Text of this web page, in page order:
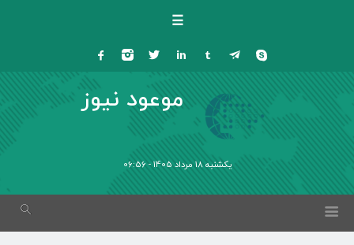
☰
موعود نیوز
یکشنبه 18 مرداد 1405 - 06:56